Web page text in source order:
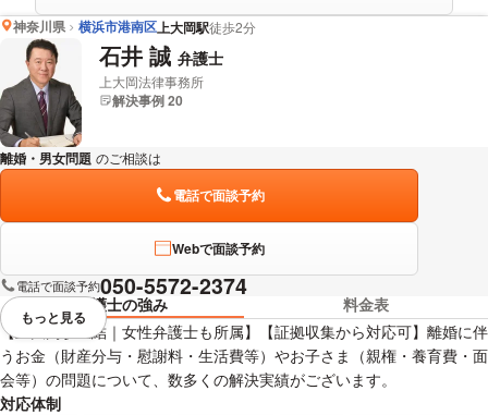
神奈川県 横浜市港南区上大岡駅徒歩2分
石井 誠 弁護士
上大岡法律事務所
解決事例 20
離婚・男女問題 のご相談は
電話で面談予約
Webで面談予約
電話で面談予約050-5572-2374
弁護士の強み
料金表
【上大岡駅直結｜女性弁護士も所属】【証拠収集から対応可】離婚に伴
うお金（財産分与・慰謝料・生活費等）やお子さま（親権・養育費・面
会等）の問題について、数多くの解決実績がございます。
対応体制
視覚的に省略されている要素を
もっと見る